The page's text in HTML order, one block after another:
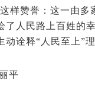
样赞誉：这一由
了人民路上百姓的
动诠释“人民至上”
平